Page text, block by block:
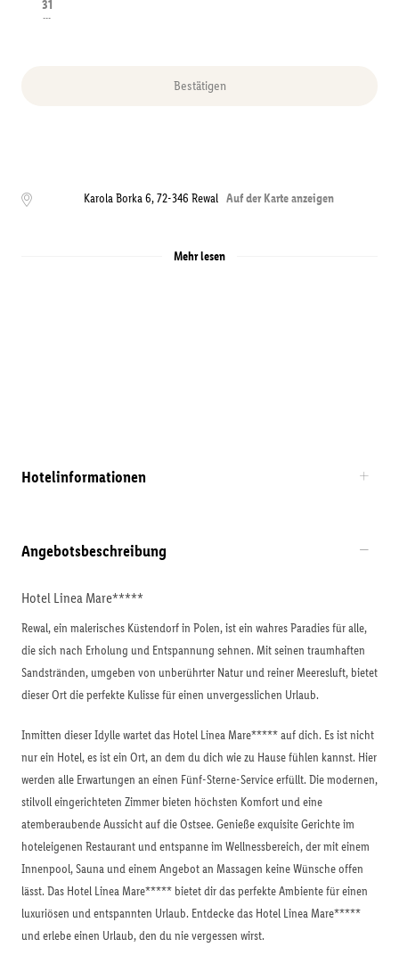
31
---
Bestätigen
Karola Borka 6,72-346 Rewal Auf der Karte anzeigen
Mehr lesen
Hotelinformationen
Angebotsbeschreibung
Hotel Linea Mare*****
Rewal, ein malerisches Küstendorf in Polen, ist ein wahres Paradies für alle,
die sich nach Erholung und Entspannung sehnen. Mit seinen traumhaften
Sandstränden, umgeben von unberührter Natur und reiner Meeresluft, bietet
dieser Ort die perfekte Kulisse für einen unvergesslichen Urlaub.
Inmitten dieser Idylle wartet das Hotel Linea Mare***** auf dich. Es ist nicht
nur ein Hotel, es ist ein Ort, an dem du dich wie zu Hause fühlen kannst. Hier
werden alle Erwartungen an einen Fünf-Sterne-Service erfüllt. Die modernen,
stilvoll eingerichteten Zimmer bieten höchsten Komfort und eine
atemberaubende Aussicht auf die Ostsee. Genieße exquisite Gerichte im
hoteleigenen Restaurant und entspanne im Wellnessbereich, der mit einem
Innenpool, Sauna und einem Angebot an Massagen keine Wünsche offen
lässt. Das Hotel Linea Mare***** bietet dir das perfekte Ambiente für einen
luxuriösen und entspannten Urlaub. Entdecke das Hotel Linea Mare*****
und erlebe einen Urlaub, den du nie vergessen wirst.